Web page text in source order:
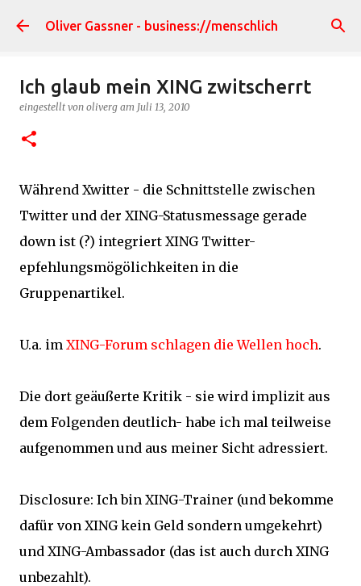
Direkt zum Hauptbereich
Oliver Gassner - business://menschlich
Ich glaub mein XING zwitscherrt
eingestellt von oliverg am Juli 13, 2010
Während Xwitter - die Schnittstelle zwischen
Twitter und der XING-Statusmessage gerade
down ist (?) integriert XING Twitter-
epfehlungsmögölichkeiten in die
Gruppenartikel.
U.a. im XING-Forum schlagen die Wellen hoch.
Die dort geäußerte Kritik - sie wird implizit aus
dem Folgenden deutlich- habe ich mal teilweise
aufgenommen und aus meiner Sicht adressiert.
Disclosure: Ich bin XING-Trainer (und bekomme
dafür von XING kein Geld sondern umgekehrt)
und XING-Ambassador (das ist auch durch XING
unbezahlt).